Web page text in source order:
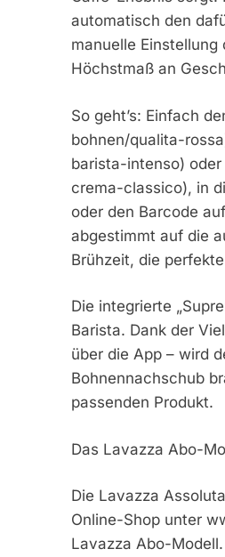
automatisch den
manuelle
Höchstmaß an
So geht’s: Einfach
bohnen/qualita-
barista-intenso)
crema-classico), in
oder den Barcode
abgestimmt auf die
Brühzeit, die
Die integrierte
Barista. Dank der
über die App – wird
Bohnennachschub
passenden Produkt.
Das Lavazza Abo-
Die Lavazza
Online-Shop unter
Lavazza Abo-